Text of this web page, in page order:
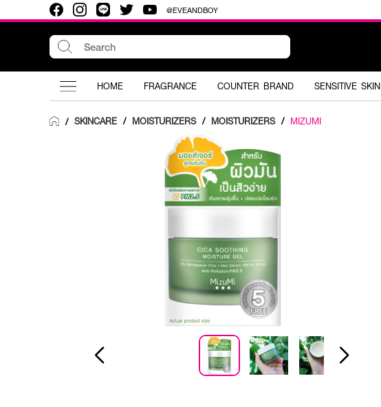
@EVEANDBOY
HOME FRAGRANCE COUNTER BRAND SENSITIVE SKIN
/ SKINCARE / MOISTURIZERS / MOISTURIZERS / MIZUMI